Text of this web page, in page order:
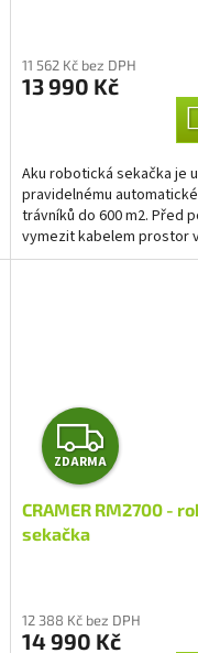
M
11 562 Kč bez DPH
13 990 Kč
Aku robotická sekačka je
pravidelnému
trávníků do 600 m2. Před
vymezit kabelem prostor
sekat a ve vhodném
Z
D
A
M
ZDARMA
CRAMER RM2700 -
sekačka
12 388 Kč bez DPH
14 990 Kč